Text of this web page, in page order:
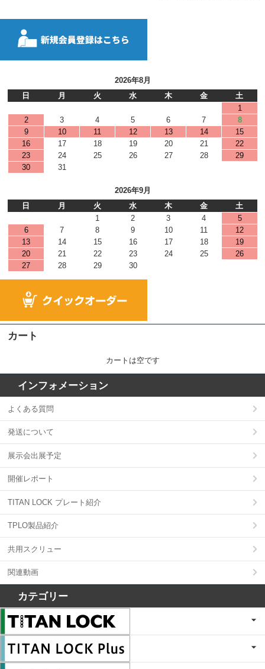
2026年8月
日
月 火 水 木 金
土
1
2
3 4 5 6 7
8
9
10 11 12 13 14
15
16
17 18 19 20 21
22
23
24 25 26 27 28
29
30
31
2026年9月
日
月 火 水 木 金
土
1
2 3 4
5
6
7 8 9 10 11
12
13
14 15 16 17 18
19
20
21 22 23 24 25
26
27
28 29 30
カート
カートは空です
インフォメーション
よくある質問
発送について
展示会出展予定
開催レポート
TITAN LOCK プレート紹介
TPLO製品紹介
共用スクリュー
関連動画
カテゴリー